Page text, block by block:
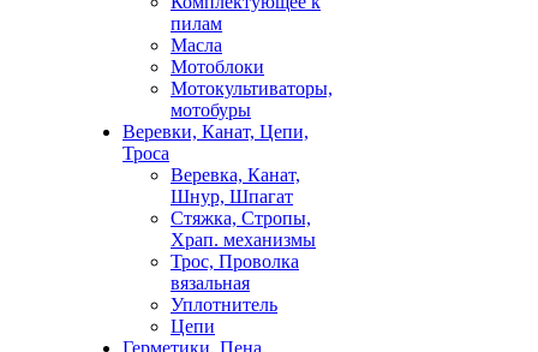
пилам
Масла
Мотоблоки
Мотокультиваторы,
мотобуры
Веревки, Канат, Цепи,
Троса
Веревка, Канат,
Шнур, Шпагат
Стяжка, Стропы,
Храп. механизмы
Трос, Проволка
вязальная
Уплотнитель
Цепи
Герметики, Пена,